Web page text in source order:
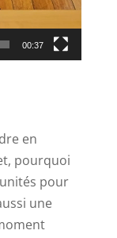
00:37
en
pourquoi
pour
une